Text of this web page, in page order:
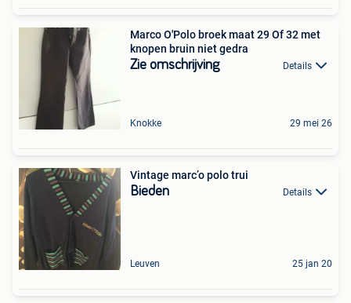
Marco O'Polo broek maat 29 Of 32 met
knopen bruin niet gedra
Zie omschrijving Details
Knokke 29 mei 26
Vintage marc’o polo trui
Bieden Details
Leuven 25 jan 20